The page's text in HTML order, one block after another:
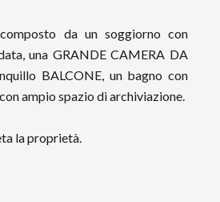
da un soggiorno con
una GRANDE CAMERA DA
BALCONE, un bagno con
ampio spazio di archiviazione.
la proprietà.